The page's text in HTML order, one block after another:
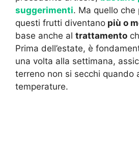
suggerimenti. Ma quello che
questi frutti diventano più o
base anche al trattamento
Prima dell’estate, è
una volta alla settimana,
terreno non si secchi quando
temperature.